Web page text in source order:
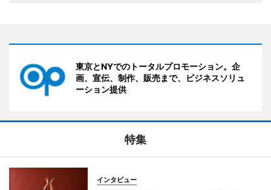
東京とNYでのトータルプロモーション。企
画、宣伝、制作、販売まで、ビジネスソリュ
ーション提供
特集
インタビュー